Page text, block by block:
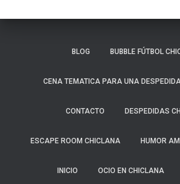
BLOG BUBBLE FÚTBOL
CENA TEMATICA PARA UNA
CONTACTO DESPEDIDAS
ESCAPE ROOM CHICLANA HUMOR
INICIO OCIO EN CHICLANA